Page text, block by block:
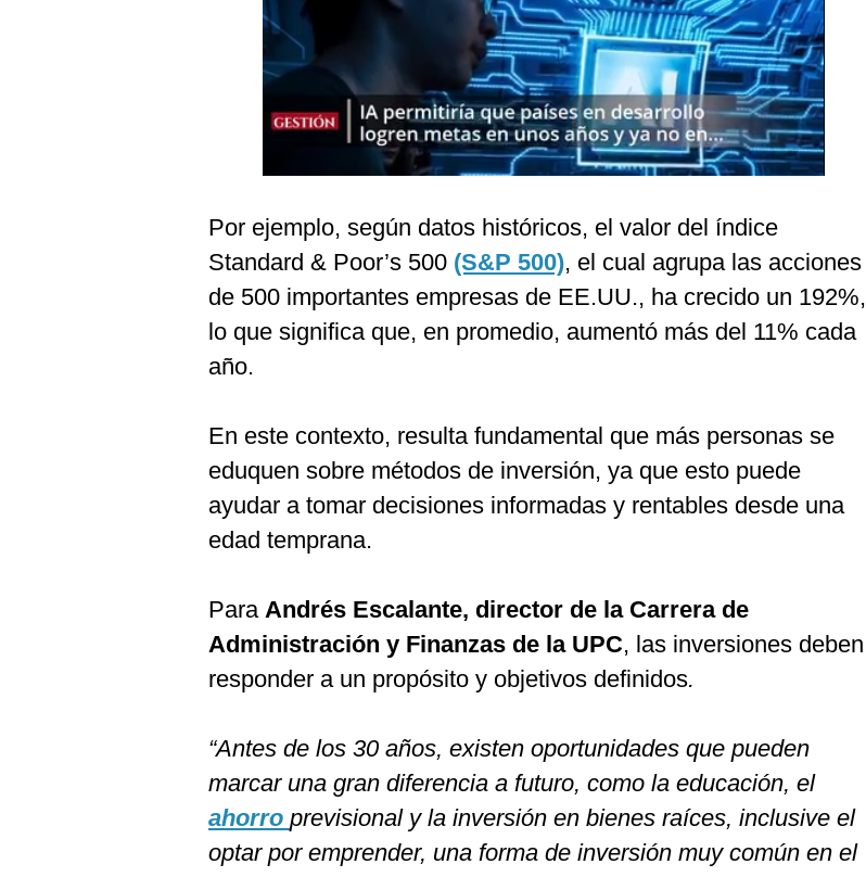
Por ejemplo, según datos históricos, el valor del índice
Standard & Poor’s 500 (S&P 500), el cual agrupa las acciones
de 500 importantes empresas de EE.UU., ha crecido un 192%,
lo que significa que, en promedio, aumentó más del 11% cada
año.
En este contexto, resulta fundamental que más personas se
eduquen sobre métodos de inversión, ya que esto puede
ayudar a tomar decisiones informadas y rentables desde una
edad temprana.
Para Andrés Escalante, director de la Carrera de
Administración y Finanzas de la UPC, las inversiones deben
responder a un propósito y objetivos definidos.
“Antes de los 30 años, existen oportunidades que pueden
marcar una gran diferencia a futuro, como la educación, el
ahorro previsional y la inversión en bienes raíces, inclusive el
optar por emprender, una forma de inversión muy común en el